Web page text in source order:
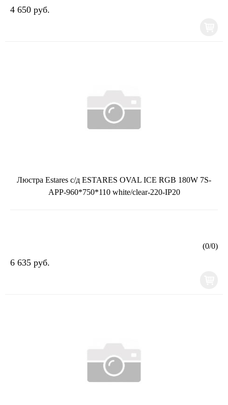
4 650 руб.
Люстра Estares с/д ESTARES OVAL ICE RGB 180W 7S-
APP-960*750*110 white/clear-220-IP20
(0/0)
6 635 руб.